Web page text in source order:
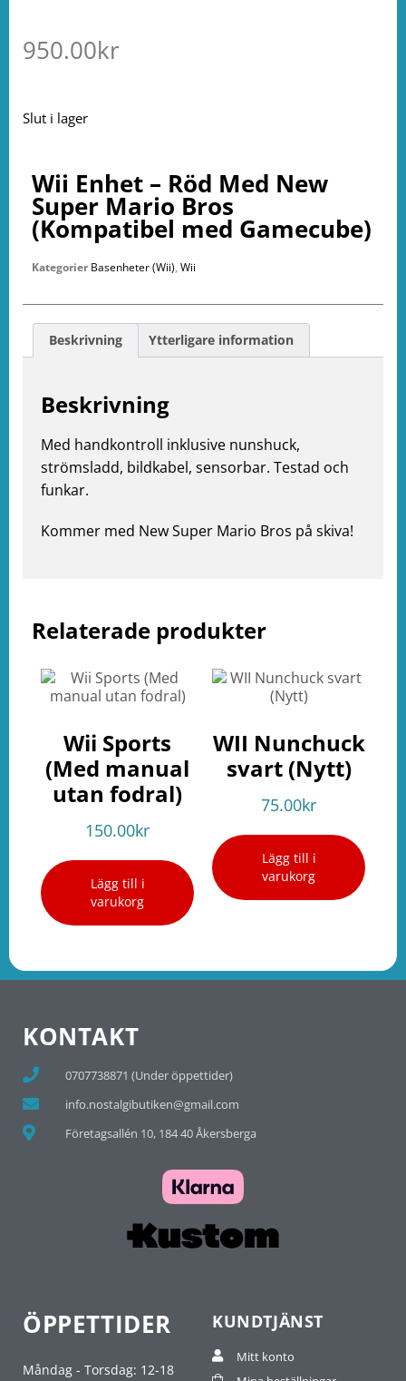
950.00kr
Slut i lager
Relaterade produkter
Wii Sports
(Med manual
utan fodral)
150.00kr
Lägg till i
varukorg
WII Nunchuck
svart (Nytt)
75.00kr
Lägg till i
varukorg
Wii Enhet – Röd Med New
Super Mario Bros
(Kompatibel med Gamecube)
Kategorier Basenheter (Wii), Wii
Beskrivning Ytterligare information
Beskrivning
Med handkontroll inklusive nunshuck,
strömsladd, bildkabel, sensorbar. Testad och
funkar.
Kommer med New Super Mario Bros på skiva!
KONTAKT
0707738871 (Under öppettider)
info.nostalgibutiken@gmail.com
Företagsallén 10, 184 40 Åkersberga
ÖPPETTIDER
Måndag - Torsdag: 12-18
KUNDTJÄNST
Mitt konto